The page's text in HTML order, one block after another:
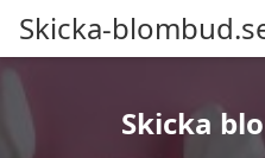
Skicka-
Skicka